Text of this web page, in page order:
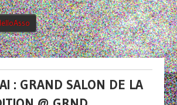
: GRAND SALON DE LA